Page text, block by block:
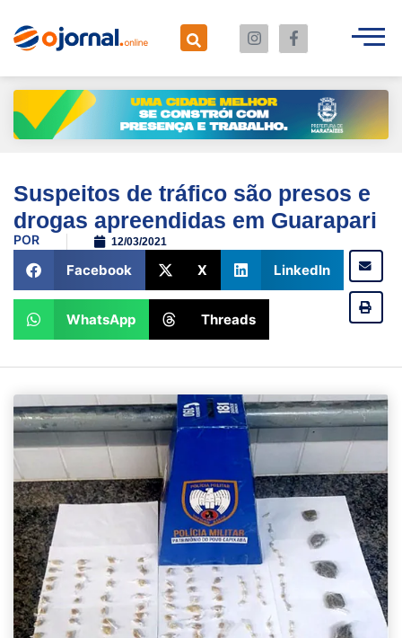
Suspeitos de tráfico são presos e
drogas apreendidas em Guarapari
POR 12/03/2021
Facebook X LinkedIn
WhatsApp Threads